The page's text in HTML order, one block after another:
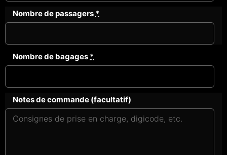
Nombre de passagers *
Nombre de bagages *
Notes de commande (facultatif)